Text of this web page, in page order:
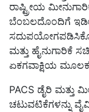
ರಾಷ್ಟ್ರೀಯ
ಬೆಂಬಲದೊಂದಿಗೆ
ಮತ್ತು
ಏಕಗವಾಕ್ಷಿಯ ಮೂಲಕ
PACS ಡೈರಿ ಮತ್ತು
ಚಟುವಟಿಕೆಗಳನ್ನು